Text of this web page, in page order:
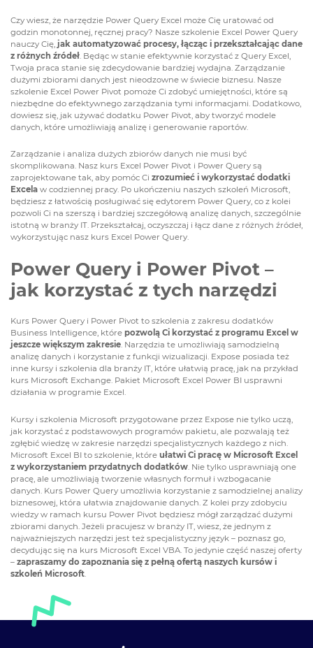
Czy wiesz, że narzędzie Power Query Excel może Cię uratować od
godzin monotonnej, ręcznej pracy? Nasze szkolenie Excel Power Query
nauczy Cię, jak automatyzować procesy, łącząc i przekształcając dane
z różnych źródeł . Będąc w stanie efektywnie korzystać z Query Excel,
Twoja praca stanie się zdecydowanie bardziej wydajna. Zarządzanie
dużymi zbiorami danych jest nieodzowne w świecie biznesu. Nasze
szkolenie Excel Power Pivot pomoże Ci zdobyć umiejętności, które są
niezbędne do efektywnego zarządzania tymi informacjami. Dodatkowo,
dowiesz się, jak używać dodatku Power Pivot, aby tworzyć modele
danych, które umożliwiają analizę i generowanie raportów.
Zarządzanie i analiza dużych zbiorów danych nie musi być
skomplikowana. Nasz kurs Excel Power Pivot i Power Query są
zaprojektowane tak, aby pomóc Ci zrozumieć i wykorzystać dodatki
Excela w codziennej pracy. Po ukończeniu naszych szkoleń Microsoft,
będziesz z łatwością posługiwać się edytorem Power Query, co z kolei
pozwoli Ci na szerszą i bardziej szczegółową analizę danych, szczególnie
istotną w branży IT. Przekształcaj, oczyszczaj i łącz dane z różnych źródeł,
wykorzystując nasz kurs Excel Power Query.
Power Query i Power Pivot –
jak korzystać z tych narzędzi
Kurs Power Query i Power Pivot to szkolenia z zakresu dodatków
Business Intelligence, które pozwolą Ci korzystać z programu Excel w
jeszcze większym zakresie. Narzędzia te umożliwiają samodzielną
analizę danych i korzystanie z funkcji wizualizacji. Expose posiada też
inne kursy i szkolenia dla branży IT, które ułatwią pracę, jak na przykład
kurs Microsoft Exchange. Pakiet Microsoft Excel Power BI usprawni
działania w programie Excel.
Kursy i szkolenia Microsoft przygotowane przez Expose nie tylko uczą,
jak korzystać z podstawowych programów pakietu, ale pozwalają też
zgłębić wiedzę w zakresie narzędzi specjalistycznych każdego z nich.
Microsoft Excel BI to szkolenie, które ułatwi Ci pracę w Microsoft Excel
z wykorzystaniem przydatnych dodatków. Nie tylko usprawniają one
pracę, ale umożliwiają tworzenie własnych formuł i wzbogacanie
danych. Kurs Power Query umożliwia korzystanie z samodzielnej analizy
biznesowej, która ułatwia znajdowanie danych. Z kolei przy zdobyciu
wiedzy w ramach kursu Power Pivot będziesz mógł zarządzać dużymi
zbiorami danych. Jeżeli pracujesz w branży IT, wiesz, że jednym z
najważniejszych narzędzi jest też specjalistyczny język – poznasz go,
decydując się na kurs Microsoft Excel VBA. To jedynie część naszej oferty
– zapraszamy do zapoznania się z pełną ofertą naszych kursów i
szkoleń Microsoft.